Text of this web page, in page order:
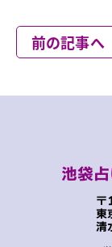
前の記事へ
池袋
東
清